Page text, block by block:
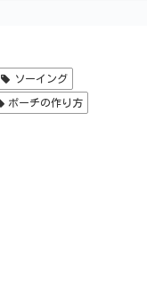
ソーイング
ポーチの作り方